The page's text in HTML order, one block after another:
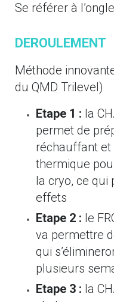
Se référer à
DEROULEMENT
Méthode
du QMD Trilevel)
Etape 1 : la
permet de
réchauffant et
thermique
la cryo, ce qui
effets
Etape 2 : le
va permettre
qui
plusieurs
Etape 3 : la